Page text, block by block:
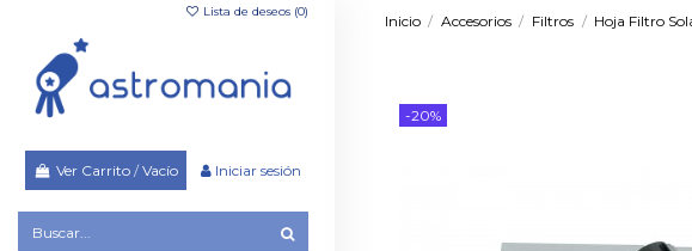
Lista de deseos (0)
Ver Carrito /Vacío Iniciar sesión
Inicio Accesorios Filtros Hoja Filtro
-20%